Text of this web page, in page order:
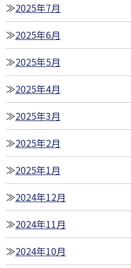
2025年7月
2025年6月
2025年5月
2025年4月
2025年3月
2025年2月
2025年1月
2024年12月
2024年11月
2024年10月